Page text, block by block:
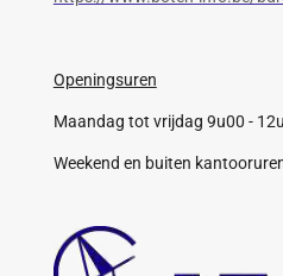
Openingsuren
Maandag tot vrijdag 9u00 -
Weekend en buiten